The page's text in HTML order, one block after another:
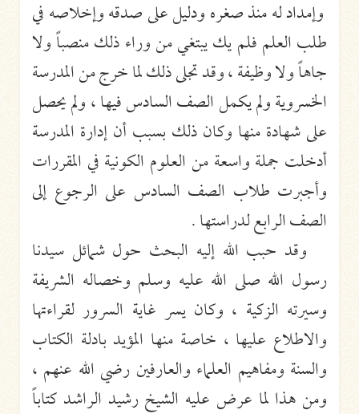
وإمداد له منذ صغره ودليل على صدقه وإخلاصه في
طلب العلم فلم يك يبتغي من وراء ذلك منصباً ولا
جاهاً ولا وظيفة ، وقد تجلى ذلك لما خرج من المدرسة
الخسروية ولم يكمل الصف السادس فيها ، ولم يحصل
على شهادة منها وكان ذلك بسبب أن إدارة المدرسة
أدخلت جملة واسعة من العلوم الكونية في المقررات
وأجبرت طلاب الصف السادس على الرجوع إلى
الصف الرابع لدراستها .
وقد حبب الله إليه البحث حول شمائل سيدنا
رسول الله صلى الله عليه وسلم وخصاله الشريفة
وسيرته الزكية ، وكان يسر غاية السرور لقراءتها
والاطلاع عليها ، خاصة منها المؤيد بادلة الكتاب
والسنة ومفاهيم العلماء والعارفين رضي الله عنهم ،
ومن هذا لما عرض عليه الشيخ رشيد الراشد كتاباً